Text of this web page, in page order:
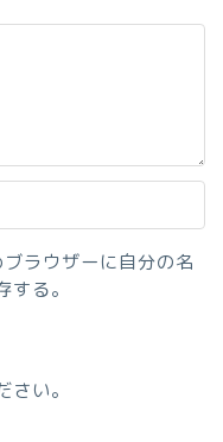
ラウザーに自分の名
る。
い。